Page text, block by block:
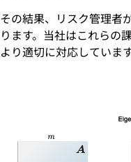
その結果、リスク管理者
ります。当社はこれらの
より適切に対応しています